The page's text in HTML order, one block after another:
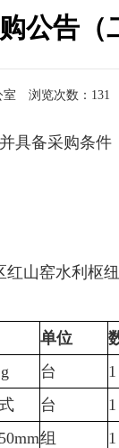
公告（
室 浏览次数： 131
具备采购条
红山窑水利枢
单位
台
1
台
1
组 1